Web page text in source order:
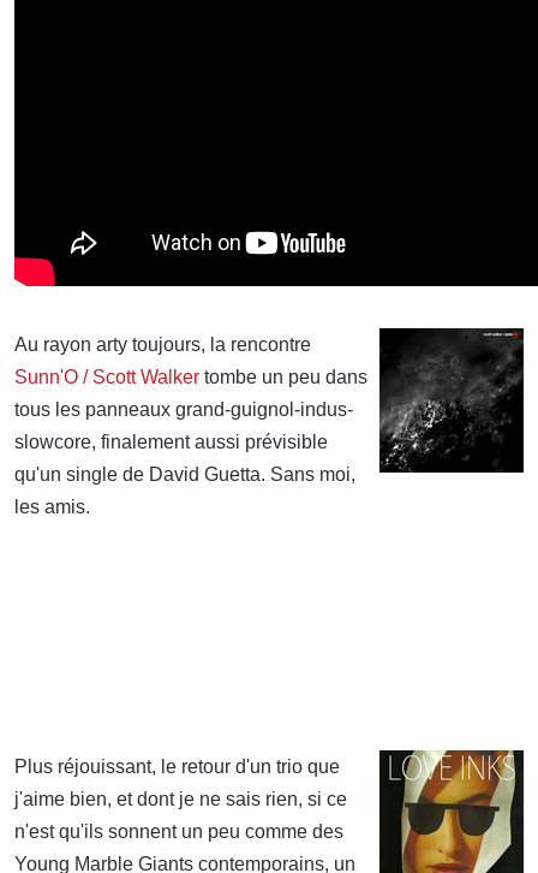
Au rayon arty toujours, la rencontre
Sunn'O / Scott Walker tombe un peu dans
tous les panneaux grand-guignol-indus-
slowcore, finalement aussi prévisible
qu'un single de David Guetta. Sans moi,
les amis.
Plus réjouissant, le retour d'un trio que
j'aime bien, et dont je ne sais rien, si ce
n'est qu'ils sonnent un peu comme des
Young Marble Giants contemporains, un